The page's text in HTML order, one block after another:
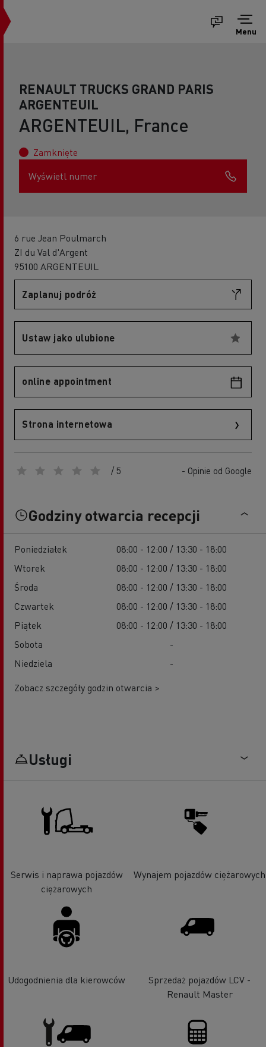
Menu
RENAULT TRUCKS GRAND PARIS
ARGENTEUIL
ARGENTEUIL, France
Zamknięte
Wyświetl numer
6 rue Jean Poulmarch
ZI du Val d'Argent
95100 ARGENTEUIL
Zaplanuj podróż
Ustaw jako ulubione
online appointment
Strona internetowa
/ 5 - Opinie od Google
Godziny otwarcia recepcji
Poniedziałek
08:00 - 12:00 / 13:30 - 18:00
Wtorek
08:00 - 12:00 / 13:30 - 18:00
Środa
08:00 - 12:00 / 13:30 - 18:00
Czwartek
08:00 - 12:00 / 13:30 - 18:00
Piątek
08:00 - 12:00 / 13:30 - 18:00
Sobota
-
Niedziela
-
Zobacz szczegóły godzin otwarcia >
Usługi
Serwis i naprawa pojazdów
ciężarowych
Wynajem pojazdów ciężarowych
Udogodnienia dla kierowców
Sprzedaż pojazdów LCV -
Renault Master